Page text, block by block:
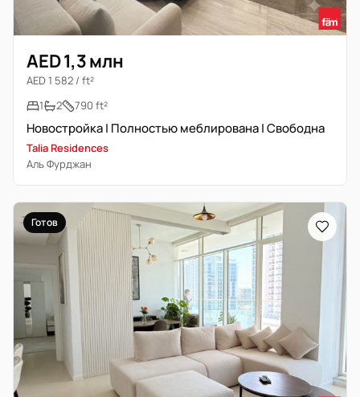
AED 1,3 млн
AED 1 582 / ft²
1
2 790 ft²
Новостройка | Полностью меблирована | Свободна
Talia Residences
Аль Фурджан
Готов